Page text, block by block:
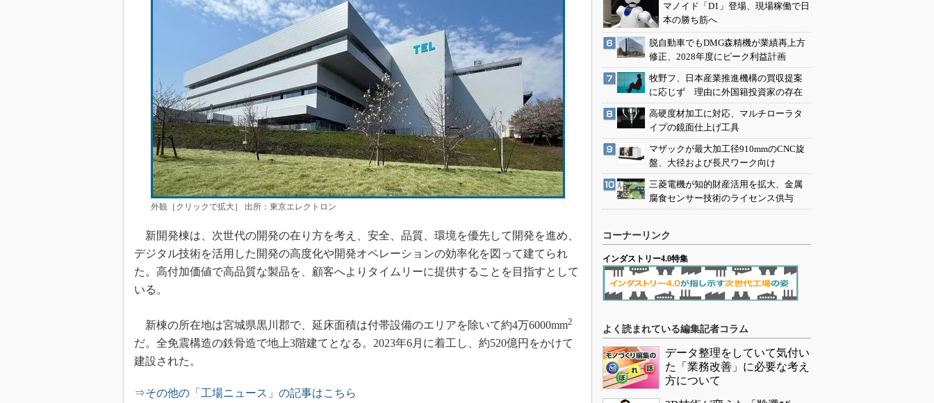
製造業ビッグデータ
メイドインジャパン
知財マネジメント
海外生産
グローバル設計・開発
制御セキュリティ
新型コロナへの対応
外観［クリックで拡大］ 出所：東京エレクトロン
新開発棟は、次世代の開発の在り方を考え、安全、品質、環境を優先して開発を進め、
デジタル技術を活用した開発の高度化や開発オペレーションの効率化を図って建てられ
た。高付加価値で高品質な製品を、顧客へよりタイムリーに提供することを目指すとして
いる。
新棟の所在地は宮城県黒川郡で、延床面積は付帯設備のエリアを除いて約4万6000mm2
だ。全免震構造の鉄骨造で地上3階建てとなる。2023年6月に着工し、約520億円をかけて
建設された。
⇒その他の「工場ニュース」の記事はこちら
マノイド「D1」登場、現場稼働で日
本の勝ち筋へ
脱自動車でもDMG森精機が業績再上方
修正、2028年度にピーク利益計画
牧野フ、日本産業推進機構の買収提案
に応じず 理由に外国籍投資家の存在
高硬度材加工に対応、マルチローラタ
イプの鏡面仕上げ工具
マザックが最大加工径910mmのCNC旋
盤、大径および長尺ワーク向け
三菱電機が知的財産活用を拡大、金属
腐食センサー技術のライセンス供与
コーナーリンク
インダストリー4.0特集
よく読まれている編集記者コラム
データ整理をしていて気付い
た「業務改善」に必要な考え
方について